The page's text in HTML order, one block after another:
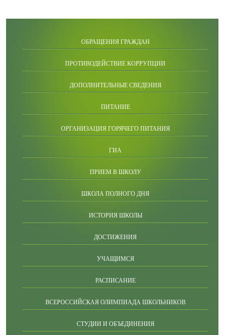
ОБРАЩЕНИЯ ГРАЖДАН
ПРОТИВОДЕЙСТВИЕ КОРРУПЦИИ
ДОПОЛНИТЕЛЬНЫЕ СВЕДЕНИЯ
ПИТАНИЕ
ОРГАНИЗАЦИЯ ГОРЯЧЕГО ПИТАНИЯ
ГИА
ПРИЕМ В ШКОЛУ
ШКОЛА ПОЛНОГО ДНЯ
ИСТОРИЯ ШКОЛЫ
ДОСТИЖЕНИЯ
УЧАЩИМСЯ
РАСПИСАНИЕ
ВСЕРОССИЙСКАЯ ОЛИМПИАДА ШКОЛЬНИКОВ
СТУДИИ И ОБЪЕДИНЕНИЯ